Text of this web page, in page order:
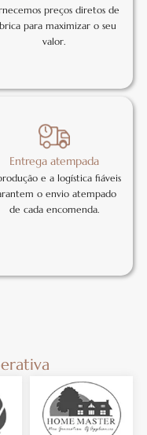
preços diretos de
para maximizar o seu
valor.
Entrega atempada
e a logística fiáveis
o envio atempado
de cada encomenda.